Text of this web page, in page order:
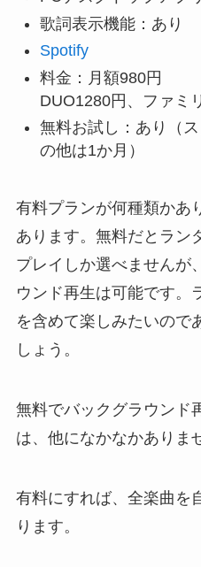
歌詞表示機能：あり
Spotify
料金：月額980円
DUO1280円、ファミ
無料お試し：あり（
の他は1か月）
有料プランが何種類かあ
あります。無料だとラン
プレイしか選べませんが
ウンド再生は可能です。
を含めて楽しみたいので
しょう。
無料でバックグラウンド
は、他になかなかありま
有料にすれば、全楽曲を
ります。